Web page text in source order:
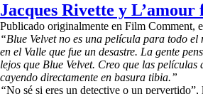
Jacques Rivette y L’amour
Publicado originalmente en Film Comment,
“Blue Velvetno es una película para todo el
en el Valle que fue un desastre. La gente
lejos que Blue Velvet. Creo que las películas
cayendo directamente en basura tibia.”
“No sé si eres un detective o un